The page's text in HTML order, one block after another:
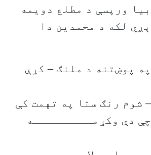
ورپسې د مطلع دویمه
لکه د محمدین دا
پوښتنه د ملنګ – کړې
شوم رنګ ستا په تهمت کې
دې وکړمـــــــــه